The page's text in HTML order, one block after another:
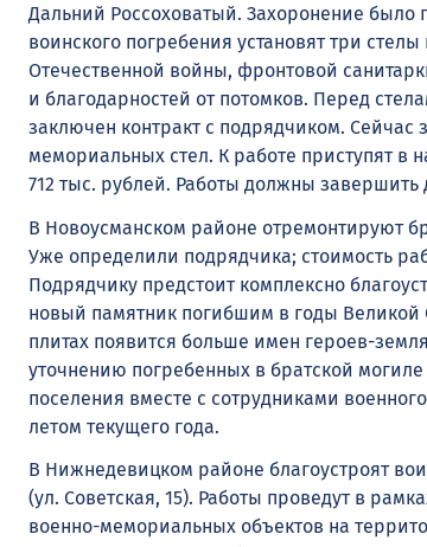
Дальний Россоховатый. Захоронение было
воинского погребения установят три
Отечественной войны, фронтовой
и благодарностей от потомков. Перед
заключен контракт с подрядчиком.
мемориальных стел. К работе приступят в
712 тыс. рублей. Работы должны завершить
В Новоусманском районе отремонтируют
Уже определили подрядчика; стоимость
Подрядчику предстоит комплексно
новый памятник погибшим в годы
плитах появится больше имен героев-
уточнению погребенных в братской
поселения вместе с сотрудниками
летом текущего года.
В Нижнедевицком районе благоустроят
(ул. Советская, 15). Работы проведут в
военно-мемориальных объектов на